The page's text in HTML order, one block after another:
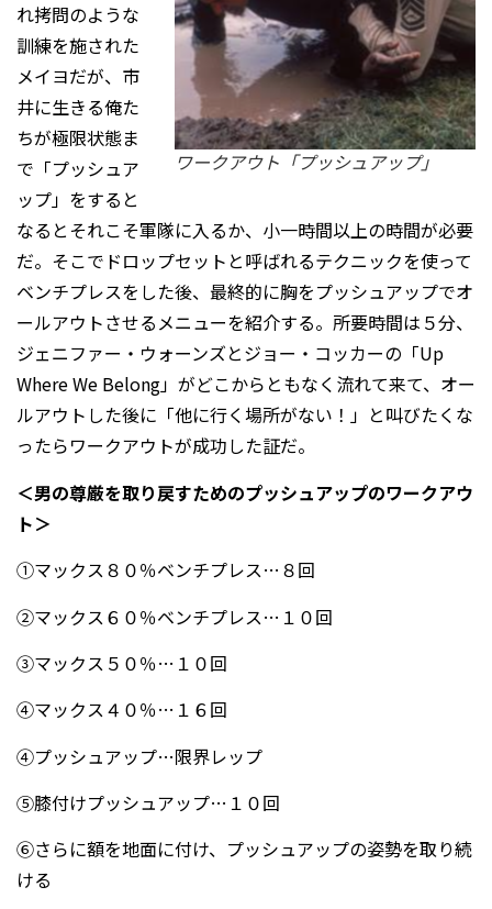
ワークアウト「プッシュアップ」
れ拷問のような
訓練を施された
メイヨだが、市
井に生きる俺た
ちが極限状態ま
で「プッシュア
ップ」をすると
なるとそれこそ軍隊に入るか、小一時間以上の時間が必要
だ。そこでドロップセットと呼ばれるテクニックを使って
ベンチプレスをした後、最終的に胸をプッシュアップでオ
ールアウトさせるメニューを紹介する。所要時間は５分、
ジェニファー・ウォーンズとジョー・コッカーの「Up
Where We Belong」がどこからともなく流れて来て、オー
ルアウトした後に「他に行く場所がない！」と叫びたくな
ったらワークアウトが成功した証だ。
＜男の尊厳を取り戻すためのプッシュアップのワークアウ
ト＞
①マックス８０％ベンチプレス…８回
②マックス６０％ベンチプレス…１０回
③マックス５０％…１０回
④マックス４０％…１６回
④プッシュアップ…限界レップ
⑤膝付けプッシュアップ…１０回
⑥さらに額を地面に付け、プッシュアップの姿勢を取り続
ける